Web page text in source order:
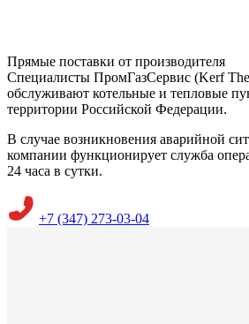
Прямые поставки от производителя
Специалисты ПромГазСервис (Kerf
обслуживают котельные и тепловые
территории Российской Федерации.
В случае возникновения аварийной
компании функционирует служба
24 часа в сутки.
+7 (347) 273-03-04